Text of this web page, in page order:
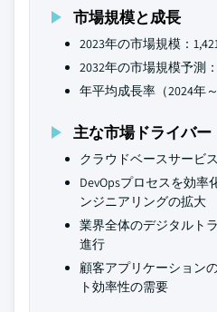
市場規模と成長
2023年の市場規模：
2032年の市場規模予測
年平均成長率（2024年
主な市場ドライバー
クラウドベースサービ
DevOpsプロセスを効
ンジニアリングの拡大
業界全体のデジタルト
進行
顧客アプリケーション
ト効率性の需要